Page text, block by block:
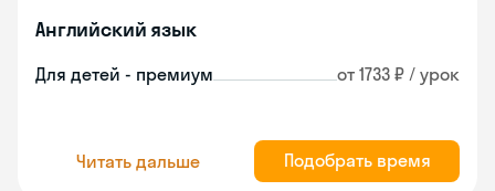
Английский язык
Для детей - премиум от 1733 ₽ / урок
Читать дальше Подобрать время